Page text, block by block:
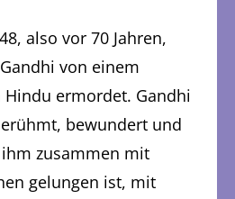
also vor 70 Jahren,
von einem
ermordet. Gandhi
bewundert und
zusammen mit
gelungen ist, mit